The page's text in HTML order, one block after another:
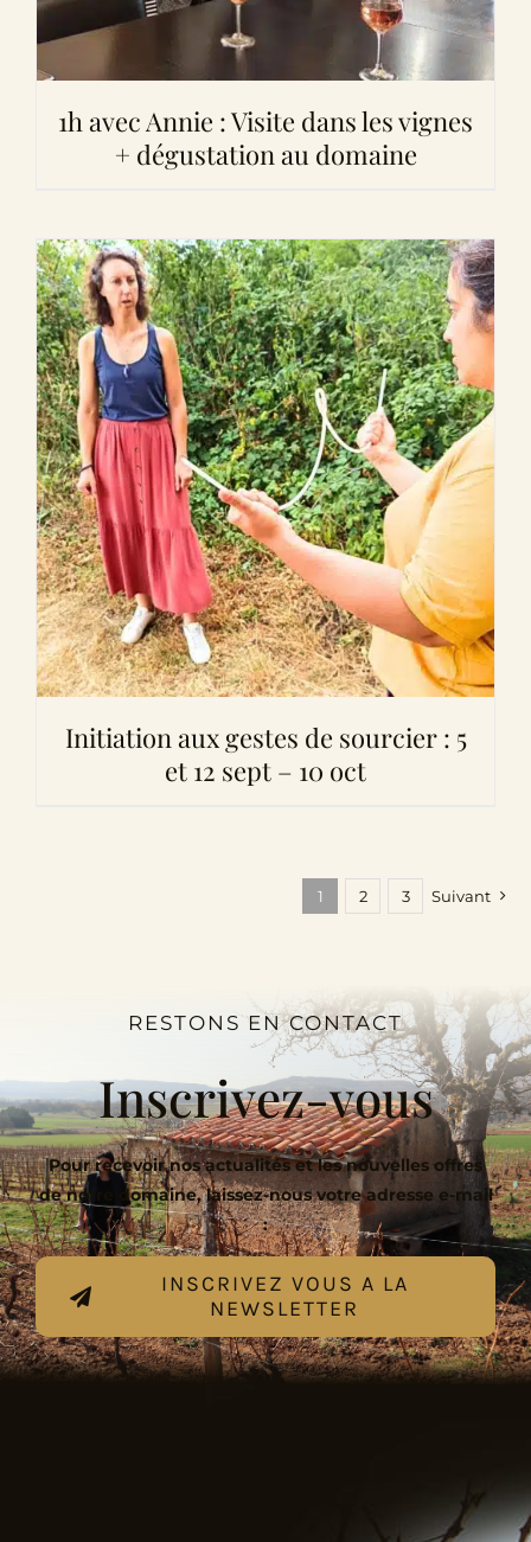
1h avec Annie : Visite dans les vignes
+ dégustation au domaine
Initiation aux gestes de sourcier : 5
et 12 sept – 10 oct
1 2 3 Suivant
RESTONS EN CONTACT
Inscrivez-vous
Pour recevoir nos actualités et les nouvelles offres
de notre domaine, laissez-nous votre adresse e-mail
:
INSCRIVEZ VOUS A LA
NEWSLETTER